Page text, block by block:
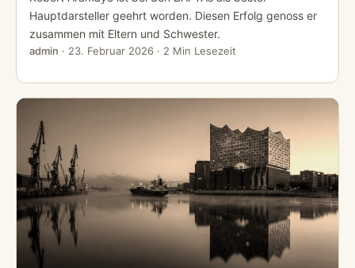
Hauptdarsteller geehrt worden. Diesen Erfolg genoss er
zusammen mit Eltern und Schwester.
admin · 23. Februar 2026 · 2 Min Lesezeit